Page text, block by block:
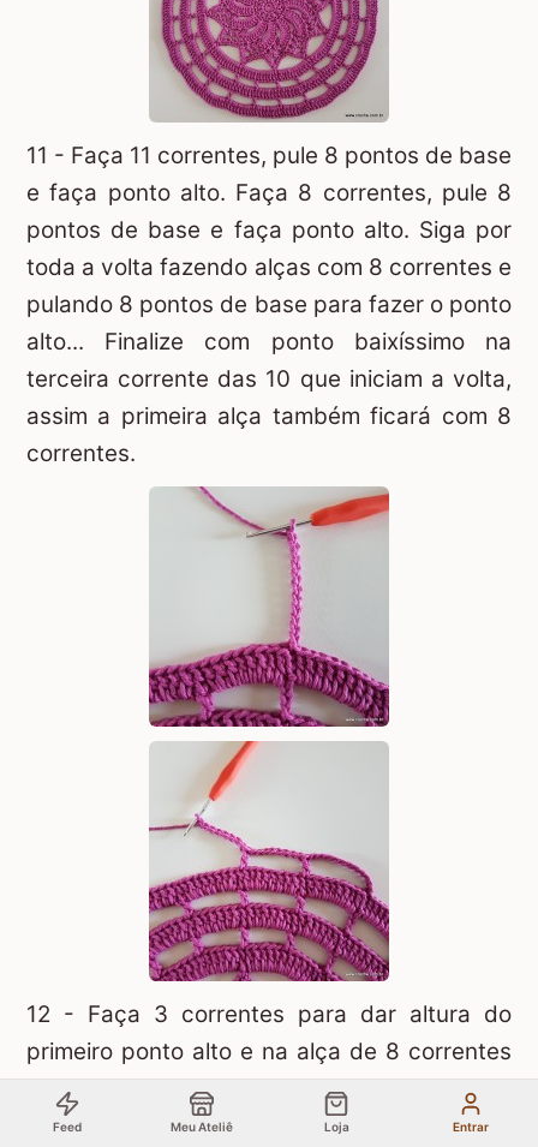
11 - Faça 11 correntes, pule 8 pontos de base
e faça ponto alto. Faça 8 correntes, pule 8
pontos de base e faça ponto alto. Siga por
toda a volta fazendo alças com 8 correntes e
pulando 8 pontos de base para fazer o ponto
alto... Finalize com ponto baixíssimo na
terceira corrente das 10 que iniciam a volta,
assim a primeira alça também ficará com 8
correntes.
12 - Faça 3 correntes para dar altura do
primeiro ponto alto e na alça de 8 correntes
faça 9 pontos altos. Faça ponto alto em cima
do ponto alto que divide as alças e siga
Feed Meu Ateliê Loja Entrar